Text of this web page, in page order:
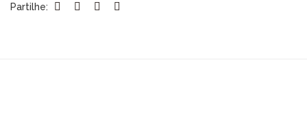
Partilhe: